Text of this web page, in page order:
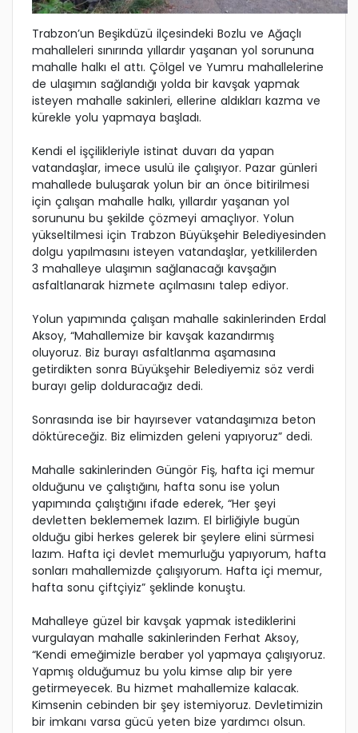
Trabzon’un Beşikdüzü ilçesindeki Bozlu ve Ağaçlı
mahalleleri sınırında yıllardır yaşanan yol sorununa
mahalle halkı el attı. Çölgel ve Yumru mahallelerine
de ulaşımın sağlandığı yolda bir kavşak yapmak
isteyen mahalle sakinleri, ellerine aldıkları kazma ve
kürekle yolu yapmaya başladı.
Kendi el işçilikleriyle istinat duvarı da yapan
vatandaşlar, imece usulü ile çalışıyor. Pazar günleri
mahallede buluşarak yolun bir an önce bitirilmesi
için çalışan mahalle halkı, yıllardır yaşanan yol
sorununu bu şekilde çözmeyi amaçlıyor. Yolun
yükseltilmesi için Trabzon Büyükşehir Belediyesinden
dolgu yapılmasını isteyen vatandaşlar, yetkililerden
3 mahalleye ulaşımın sağlanacağı kavşağın
asfaltlanarak hizmete açılmasını talep ediyor.
Yolun yapımında çalışan mahalle sakinlerinden Erdal
Aksoy, “Mahallemize bir kavşak kazandırmış
oluyoruz. Biz burayı asfaltlanma aşamasına
getirdikten sonra Büyükşehir Belediyemiz söz verdi
burayı gelip dolduracağız dedi.
Sonrasında ise bir hayırsever vatandaşımıza beton
döktüreceğiz. Biz elimizden geleni yapıyoruz” dedi.
Mahalle sakinlerinden Güngör Fiş, hafta içi memur
olduğunu ve çalıştığını, hafta sonu ise yolun
yapımında çalıştığını ifade ederek, “Her şeyi
devletten beklememek lazım. El birliğiyle bugün
olduğu gibi herkes gelerek bir şeylere elini sürmesi
lazım. Hafta içi devlet memurluğu yapıyorum, hafta
sonları mahallemizde çalışıyorum. Hafta içi memur,
hafta sonu çiftçiyiz” şeklinde konuştu.
Mahalleye güzel bir kavşak yapmak istediklerini
vurgulayan mahalle sakinlerinden Ferhat Aksoy,
“Kendi emeğimizle beraber yol yapmaya çalışıyoruz.
Yapmış olduğumuz bu yolu kimse alıp bir yere
getirmeyecek. Bu hizmet mahallemize kalacak.
Kimsenin cebinden bir şey istemiyoruz. Devletimizin
bir imkanı varsa gücü yeten bize yardımcı olsun.